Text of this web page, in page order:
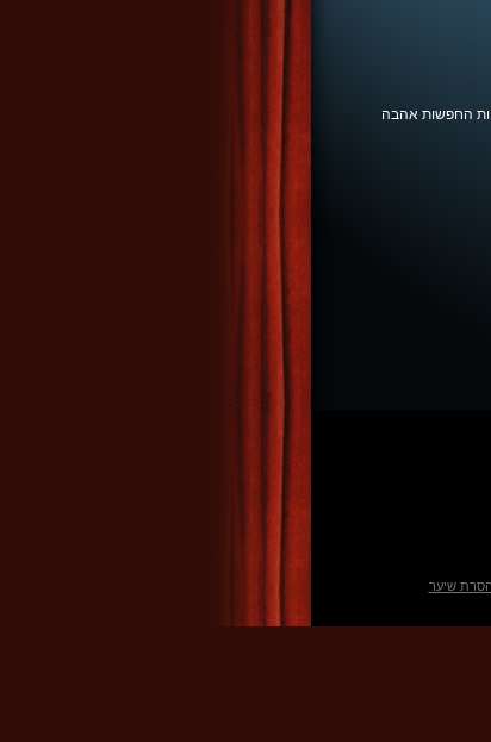
הסרת שיער